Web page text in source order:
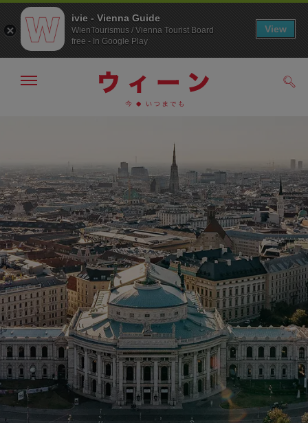
へ
ジ
の
ト
ッ
プ
へ
メ
非
表
示
ivie - Vienna Guide
WienTourismus / Vienna Tourist Board
free - In Google Play
View